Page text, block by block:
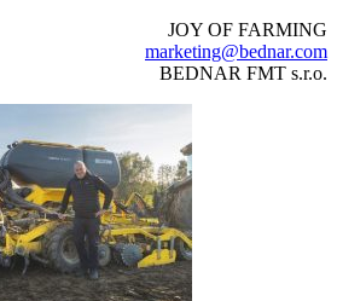
JOY OF FARMING
marketing@bednar.com
BEDNAR FMT s.r.o.